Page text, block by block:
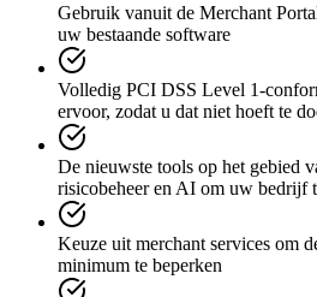
Gebruik vanuit de Merchant
uw bestaande software
Volledig PCI DSS Level 1-
ervoor, zodat u dat niet hoeft te
De nieuwste tools op het gebied
risicobeheer en AI om uw bedrijf
Keuze uit merchant services om
minimum te beperken